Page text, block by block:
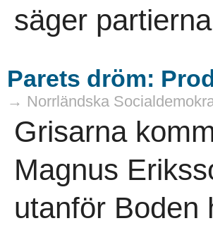
säger
Parets dröm:
→ Norrländska
Grisarna
Magnus
utanför Boden